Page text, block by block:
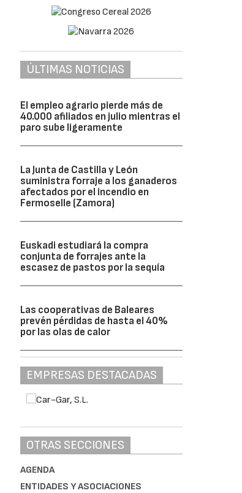
ÚLTIMAS NOTICIAS
El empleo agrario pierde más de
40.000 afiliados en julio mientras el
paro sube ligeramente
La Junta de Castilla y León
suministra forraje a los ganaderos
afectados por el incendio en
Fermoselle (Zamora)
Euskadi estudiará la compra
conjunta de forrajes ante la
escasez de pastos por la sequía
Las cooperativas de Baleares
prevén pérdidas de hasta el 40%
por las olas de calor
EMPRESAS DESTACADAS
OTRAS SECCIONES
AGENDA
ENTIDADES Y ASOCIACIONES